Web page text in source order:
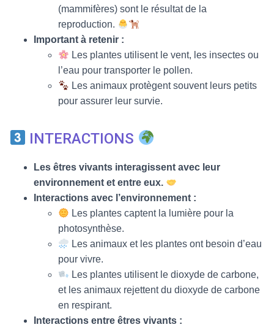
(mammifères) sont le résultat de la
reproduction.
Important à retenir :
Les plantes utilisent le vent, les insectes ou
l’eau pour transporter le pollen.
Les animaux protègent souvent leurs petits
pour assurer leur survie.
INTERACTIONS
Les êtres vivants interagissent avec leur
environnement et entre eux.
Interactions avec l’environnement :
Les plantes captent la lumière pour la
photosynthèse.
Les animaux et les plantes ont besoin d’eau
pour vivre.
Les plantes utilisent le dioxyde de carbone,
et les animaux rejettent du dioxyde de carbone
en respirant.
Interactions entre êtres vivants :